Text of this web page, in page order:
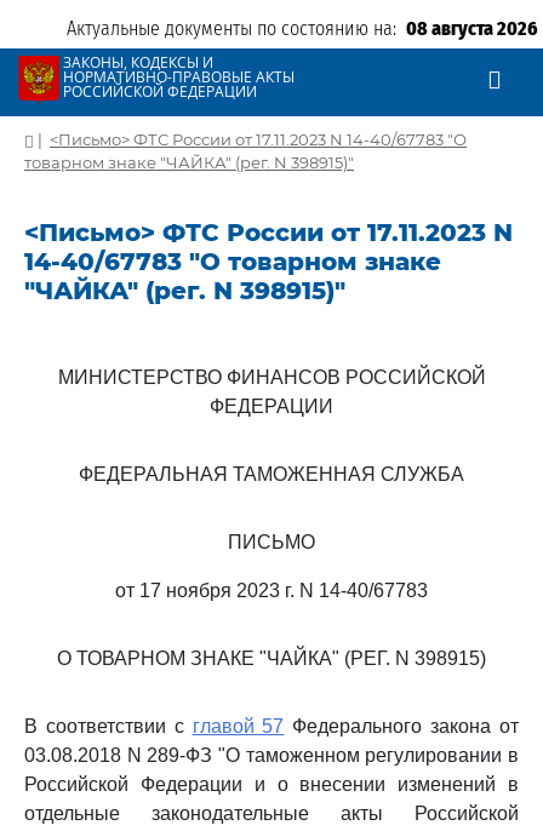
Актуальные документы по состоянию на: 08 августа 2026
ЗАКОНЫ, КОДЕКСЫ И
НОРМАТИВНО-ПРАВОВЫЕ АКТЫ
РОССИЙСКОЙ ФЕДЕРАЦИИ
| <Письмо> ФТС России от 17.11.2023 N 14-40/67783 "О
товарном знаке "ЧАЙКА" (рег. N 398915)"
<Письмо> ФТС России от 17.11.2023 N
14-40/67783 "О товарном знаке
"ЧАЙКА" (рег. N 398915)"
МИНИСТЕРСТВО ФИНАНСОВ РОССИЙСКОЙ
ФЕДЕРАЦИИ
ФЕДЕРАЛЬНАЯ ТАМОЖЕННАЯ СЛУЖБА
ПИСЬМО
от 17 ноября 2023 г. N 14-40/67783
О ТОВАРНОМ ЗНАКЕ "ЧАЙКА" (РЕГ. N 398915)
В соответствии с главой 57 Федерального закона от
03.08.2018 N 289-ФЗ "О таможенном регулировании в
Российской Федерации и о внесении изменений в
отдельные законодательные акты Российской